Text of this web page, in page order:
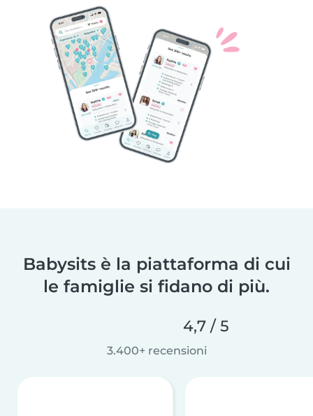
Babysits è la piattaforma di cui
le famiglie si fidano di più.
4,7 / 5
3.400+ recensioni